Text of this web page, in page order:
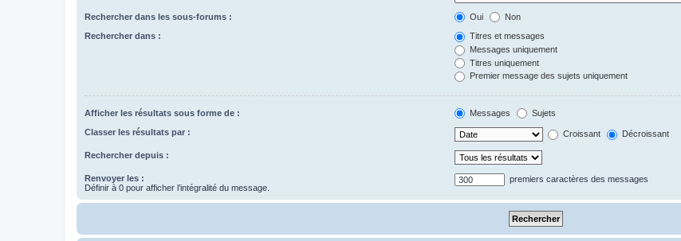
Rechercher dans les sous-forums : Oui Non
Rechercher dans :
Titres et messages
Messages uniquement
Titres uniquement
Premier message des sujets uniquement
Afficher les résultats sous forme de : Messages Sujets
Classer les résultats par : Croissant Décroissant
Rechercher depuis :
Renvoyer les :
Définir à 0 pour afficher l’intégralité du message.
premiers caractères des messages